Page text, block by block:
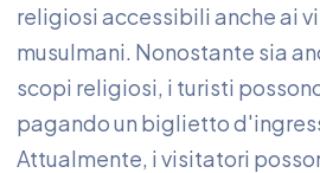
religiosi accessibili anche ai
musulmani. Nonostante sia
scopi religiosi, i turisti
pagando un biglietto
Attualmente, i visitatori